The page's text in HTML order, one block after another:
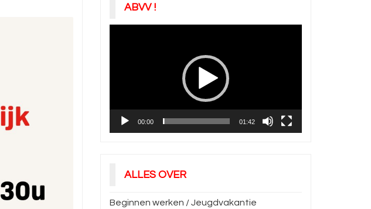
ABVV !
00:00 01:42
ALLES OVER
Beginnen werken / Jeugdvakantie